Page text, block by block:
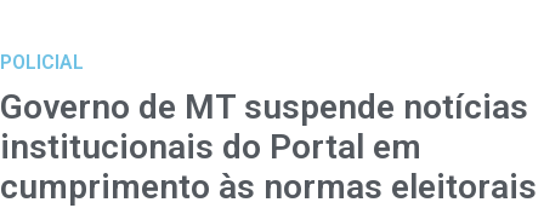
POLICIAL
Governo de MT suspende notícias
institucionais do Portal em
cumprimento às normas eleitorais